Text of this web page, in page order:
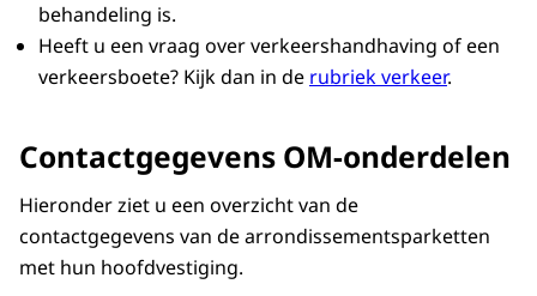
behandeling is.
Heeft u een vraag over verkeershandhaving of een
verkeersboete? Kijk dan in de rubriek verkeer.
Contactgegevens OM-onderdelen
Hieronder ziet u een overzicht van de
contactgegevens van de arrondissementsparketten
met hun hoofdvestiging.